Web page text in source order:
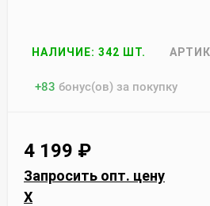
НАЛИЧИЕ: 342 ШТ.
+83 бонус(ов) за покупку
4 199 ₽
Запросить опт. цену
X